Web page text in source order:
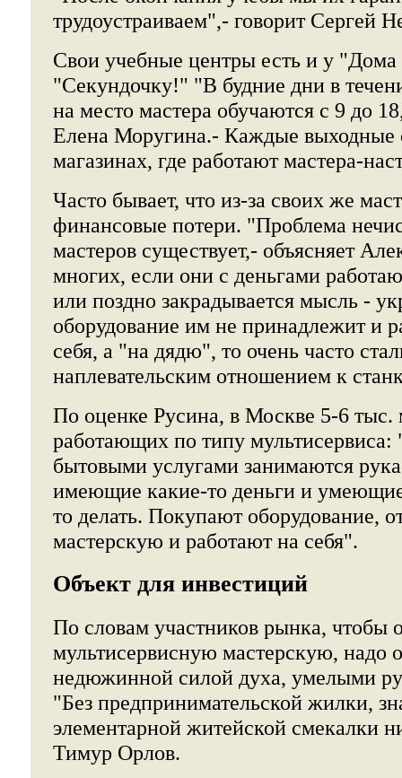
трудоустраиваем",- говорит Сергей
Свои учебные центры есть и у
"Секундочку!" "В будние дни в
на место мастера обучаются с 9 до
Елена Моругина.- Каждые выходные
магазинах, где работают мастера-
Часто бывает, что из-за своих же
финансовые потери. "Проблема
мастеров существует,- объясняет
многих, если они с деньгами
или поздно закрадывается мысль -
оборудование им не принадлежит и
себя, а "на дядю", то очень часто
наплевательским отношением к
По оценке Русина, в Москве 5-6 тыс.
работающих по типу мультисервиса:
бытовыми услугами занимаются
имеющие какие-то деньги и
то делать. Покупают оборудование,
мастерскую и работают на себя".
Объект для инвестиций
По словам участников рынка, чтобы
мультисервисную мастерскую, надо
недюжинной силой духа, умелыми
"Без предпринимательской жилки,
элементарной житейской смекалки
Тимур Орлов.